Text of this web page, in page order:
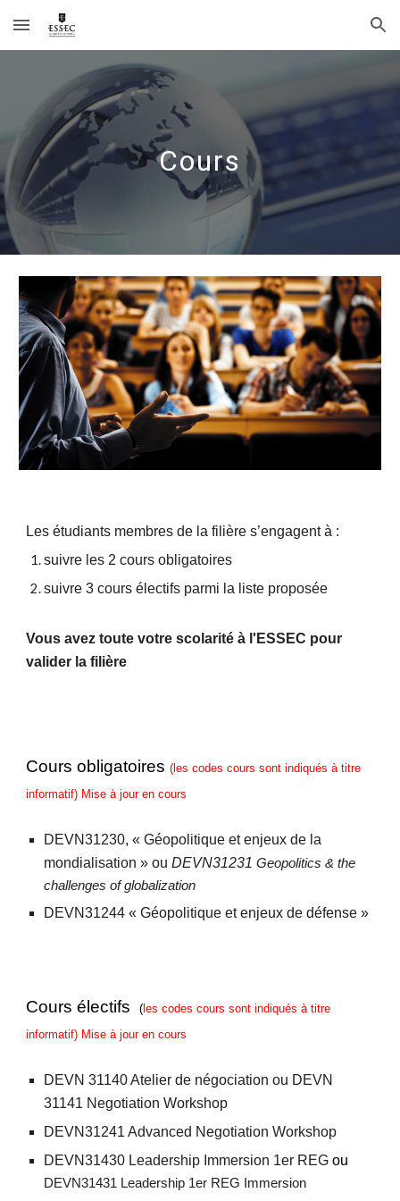
Skip to main content Skip to navigation
Cours
Les étudiants membres de la filière s’engagent à :
suivre les 2 cours obligatoires
suivre 3 cours électifs parmi la liste proposée
Vous avez toute votre scolarité à l'ESSEC pour
valider la filière
Cours obligatoires(les codes cours sont indiqués à titre
informatif) Mise à jour en cours
DEVN31230, « Géopolitique et enjeux de la
mondialisation » ouDEVN31231Geopolitics & the
challenges of globalization
DEVN31244 « Géopolitique et enjeux de défense »
Cours électifs ( les codes cours sont indiqués à titre
informatif) Mise à jour en cours
DEVN 31140 Atelier de négociation ou DEVN
31141 Negotiation Workshop
DEVN31241 Advanced Negotiation Workshop
DEVN31430 Leadership Immersion 1er REG ou
DEVN31431 Leadership 1er REG Immersion